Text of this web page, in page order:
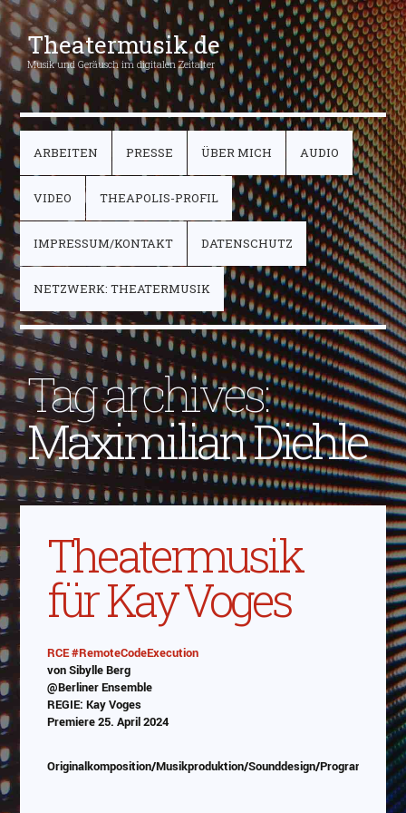
Theatermusik.de
Musik und Geräusch im digitalen Zeitalter
ARBEITEN PRESSE ÜBER MICH AUDIO
VIDEO THEAPOLIS-PROFIL
IMPRESSUM/KONTAKT DATENSCHUTZ
NETZWERK: THEATERMUSIK
Tag archives:
Maximilian Diehle
Theatermusik
für Kay Voges
Abspielen
Das Video wird von Youtube eingebettet
abespielt. Es gilt die
RCE #RemoteCodeExecution
von Sibylle Berg
@Berliner Ensemble
REGIE: Kay Voges
Premiere 25. April 2024
Originalkomposition/Musikproduktion/Sounddesign/